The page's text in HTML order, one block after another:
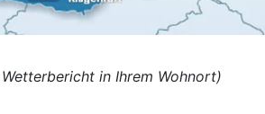
in Ihrem Wohnort)